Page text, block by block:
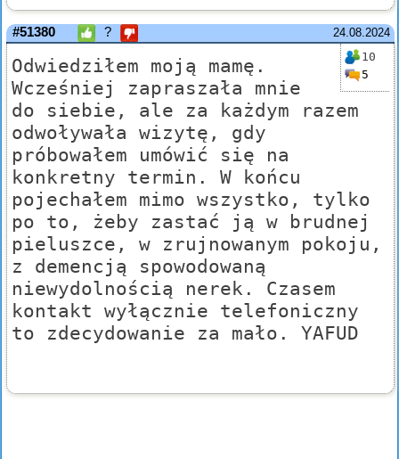
24.08.2024
#51380 ?
10
5
Odwiedziłem moją mamę.
Wcześniej zapraszała mnie
do siebie, ale za każdym razem
odwoływała wizytę, gdy
próbowałem umówić się na
konkretny termin. W końcu
pojechałem mimo wszystko, tylko
po to, żeby zastać ją w brudnej
pieluszce, w zrujnowanym pokoju,
z demencją spowodowaną
niewydolnością nerek. Czasem
kontakt wyłącznie telefoniczny
to zdecydowanie za mało. YAFUD